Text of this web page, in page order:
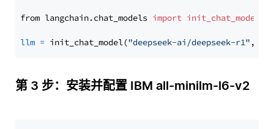
from langchain.chat_models import init_chat_model
llm = init_chat_model("deepseek-ai/deepseek-r1" ,
第 3 步：安装并配置 IBM all-minilm-l6-v2